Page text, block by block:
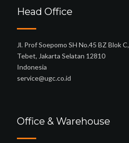
Head Office
Jl. Prof Soepomo SH No.45 BZ Blok C,
Tebet, Jakarta Selatan 12810
Indonesia
service@ugc.co.id
Office & Warehouse